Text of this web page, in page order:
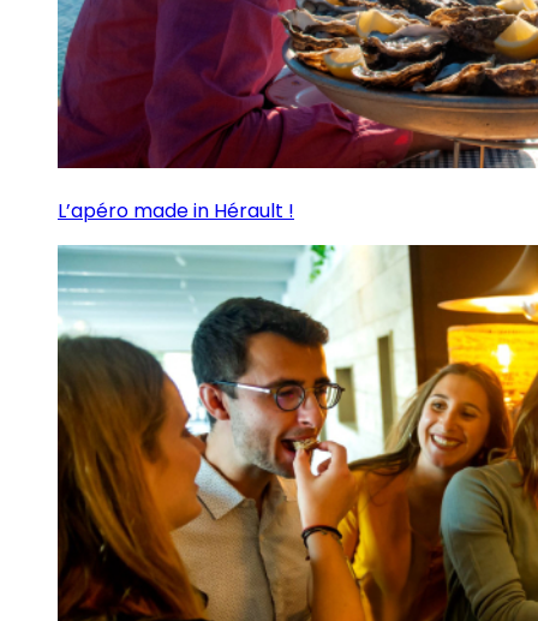
L’apéro made in Hérault !